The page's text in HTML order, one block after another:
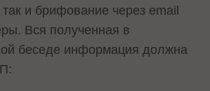
и брифование через email
Вся полученная в
беседе информация должна